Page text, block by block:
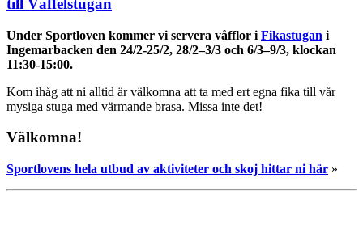
till Våffelstugan
Under Sportloven kommer vi servera våfflor i Fikastugan i
Ingemarbacken den 24/2-25/2, 28/2–3/3 och 6/3–9/3, klockan
11:30-15:00.
Kom ihåg att ni alltid är välkomna att ta med ert egna fika till vår
mysiga stuga med värmande brasa. Missa inte det!
Välkomna!
Sportlovens hela utbud av aktiviteter och skoj hittar ni här »